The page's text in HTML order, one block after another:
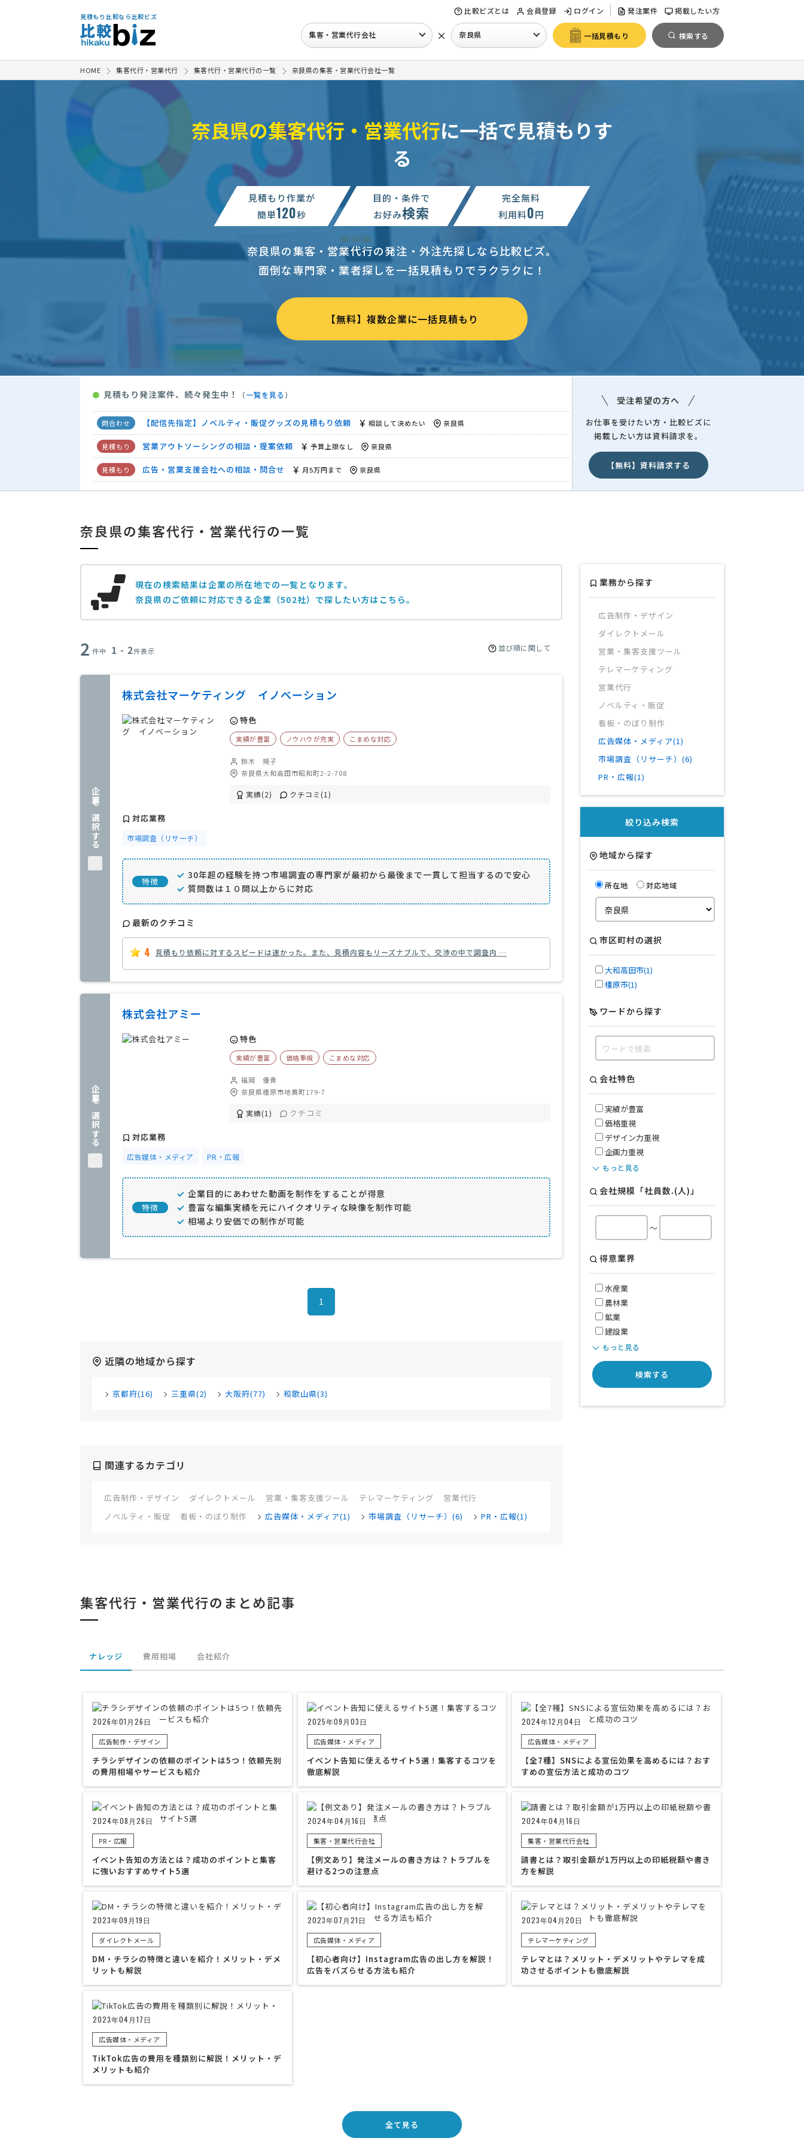
見積もり比較なら比較ビズ
比較ビズとは 会員登録 ログイン 発注案件 掲載したい方
集客・営業代行会社 × 奈良県 一括見積もり 検索する
HOME 集客代行・営業代行 集客代行・営業代行の一覧 奈良県の集客・営業代行会社一覧
奈良県の集客代行・営業代行に一括で見積もりす
る
見積もり作業が
簡単120秒
目的・条件で
お好み検索
完全無料
利用料0円
奈良県の集客・営業代行の発注・外注先探しなら比較ビズ。
面倒な専門家・業者探しを一括見積もりでラクラクに！
【無料】複数企業に一括見積もり
● 見積もり発注案件、続々発生中！ （一覧を見る ）
ダイレクトメールの資料請求 50万円まで
【配信先指定】ノベルティ・販促グッズの見積もり依頼 相談して決めたい 奈良県
営業アウトソーシングの相談・提案依頼 予算上限なし 奈良県
月5万円まで 奈良県
看板・のぼり制作の見積もり依頼 相談して決めたい 奈良県
【対象病院の患者】市場調査の見積もり依頼
【企業向け／福利厚生の出張指圧サービス】営業代行の相談・提案依頼
予算上限なし
看板・のぼり制作の見積もり依頼 予算上限なし 奈良県
ダイレクトメールの資料請求 50万円まで
【配信先指定】ノベルティ・販促グッズの見積もり依頼 相談して決めたい 奈良県
営業アウトソーシングの相談・提案依頼 予算上限なし 奈良県
広告・営業支援会社への相談・問合せ 月5万円まで 奈良県
看板・のぼり制作の見積もり依頼 相談して決めたい 奈良県
受注希望の方へ
お仕事を受けたい方・比較ビズに
掲載したい方は資料請求を。
【無料】資料請求する
奈良県の集客代行・営業代行の一覧
現在の検索結果は企業の所在地での一覧となります。
奈良県のご依頼に対応できる企業（502社）で探したい方はこちら。
2 件中 1 - 2件表示 並び順に関して
企業を選択する
株式会社マーケティング イノベーション
特色
実績が豊富 ノウハウが充実 こまめな対応
鈴木 規子
奈良県大和高田市昭和町2-2-708
実績(2) クチコミ(1)
対応業務
市場調査（リサーチ）
特徴
30年超の経験を持つ市場調査の専門家が最初から最後まで一貫して担当するので安心
質問数は１０問以上からに対応
最新のクチコミ
4 見積もり依頼に対するスピードは速かった。また、見積内容もリーズナブルで、交渉の中で調査内 …
企業を選択する
株式会社アミー
特色
実績が豊富 価格重視 こまめな対応
福岡 優貴
奈良県橿原市地黄町179-7
実績(1) クチコミ
対応業務
広告媒体・メディア PR・広報
特徴
企業目的にあわせた動画を制作をすることが得意
豊富な編集実績を元にハイクオリティな映像を制作可能
相場より安価での制作が可能
1
近隣の地域から探す
京都府(16) 三重県(2) 大阪府(77) 和歌山県(3)
関連するカテゴリ
広告制作・デザイン ダイレクトメール 営業・集客支援ツール テレマーケティング
営業代行
ノベルティ・販促
看板・のぼり制作 広告媒体・メディア(1) 市場調査（リサーチ）(6) PR・広報(1)
業務から探す
広告制作・デザイン
ダイレクトメール
営業・集客支援ツール
テレマーケティング
営業代行
ノベルティ・販促
看板・のぼり制作
広告媒体・メディア(1)
市場調査（リサーチ）(6)
PR・広報(1)
絞り込み検索
地域から探す
所在地 対応地域
市区町村の選択
大和高田市(1)
橿原市(1)
ワードから探す
会社特色
実績が豊富
価格重視
デザイン力重視
企画力重視
もっと見る
会社規模「社員数.(人)」
～
得意業界
水産業
農林業
鉱業
建設業
もっと見る
検索する
集客代行・営業代行のまとめ記事
ナレッジ 費用相場 会社紹介
2026年01月26日
広告制作・デザイン
チラシデザインの依頼のポイントは5つ！依頼先別
の費用相場やサービスも紹介
2025年09月03日
広告媒体・メディア
イベント告知に使えるサイト5選！集客するコツを
徹底解説
2024年12月04日
広告媒体・メディア
【全7種】SNSによる宣伝効果を高めるには？おす
すめの宣伝方法と成功のコツ
2024年08月26日
PR・広報
イベント告知の方法とは？成功のポイントと集客
に強いおすすめサイト5選
2024年04月16日
集客・営業代行会社
【例文あり】発注メールの書き方は？トラブルを
避ける2つの注意点
2024年04月16日
集客・営業代行会社
請書とは？取引金額が1万円以上の印紙税額や書き
方を解説
2023年09月19日
ダイレクトメール
DM・チラシの特徴と違いを紹介！メリット・デメ
リットも解説
2023年07月21日
広告媒体・メディア
【初心者向け】Instagram広告の出し方を解説！
広告をバズらせる方法も紹介
2023年04月20日
テレマーケティング
テレマとは？メリット・デメリットやテレマを成
功させるポイントも徹底解説
2023年04月17日
広告媒体・メディア
TikTok広告の費用を種類別に解説！メリット・デ
メリットも紹介
全て見る